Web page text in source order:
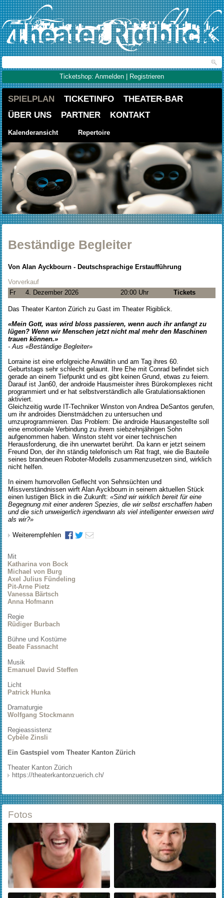
Ticketshop: Anmelden | Registrieren
SPIELPLAN TICKETINFO
THEATER-BAR
ÜBER UNS
PARTNER KONTAKT
Kalenderansicht Repertoire
Beständige Begleiter
Von Alan Ayckbourn - Deutschsprachige Erstaufführung
Vorverkauf
Fr
4. Dezember 2026 20:00 Uhr Tickets
Das Theater Kanton Zürich zu Gast im Theater Rigiblick.
«Mein Gott, was wird bloss passieren, wenn auch ihr anfangt zu
lügen? Wenn wir Menschen jetzt nicht mal mehr den Maschinen
trauen können.»
- Aus «Beständige Begleiter»
Lorraine ist eine erfolgreiche Anwältin und am Tag ihres 60.
Geburtstags sehr schlecht gelaunt. Ihre Ehe mit Conrad befindet sich
gerade an einem Tiefpunkt und es gibt keinen Grund, etwas zu feiern.
Darauf ist Jan60, der androide Hausmeister ihres Bürokomplexes nicht
programmiert und er hat selbstverständlich alle Gratulationsaktionen
aktiviert.
Gleichzeitig wurde IT-Techniker Winston von Andrea DeSantos gerufen,
um ihr androides Dienstmädchen zu untersuchen und
umzuprogrammieren. Das Problem: Die androide Hausangestellte soll
eine emotionale Verbindung zu ihrem siebzehnjährigen Sohn
aufgenommen haben. Winston steht vor einer technischen
Herausforderung, die ihn unerwartet berührt. Da kann er jetzt seinem
Freund Don, der ihn ständig telefonisch um Rat fragt, wie die Bauteile
seines brandneuen Roboter-Modells zusammenzusetzen sind, wirklich
nicht helfen.
In einem humorvollen Geflecht von Sehnsüchten und
Missverständnissen wirft Alan Ayckbourn in seinem aktuellen Stück
einen lustigen Blick in die Zukunft:«Sind wir wirklich bereit für eine
Begegnung mit einer anderen Spezies, die wir selbst erschaffen haben
und die sich unweigerlich irgendwann als viel intelligenter erweisen wird
als wir?»
Weiterempfehlen
Mit
Katharina von Bock
Michael von Burg
Axel Julius Fündeling
Pit-Arne Pietz
Vanessa Bärtsch
Anna Hofmann
Regie
Rüdiger Burbach
Bühne und Kostüme
Beate Fassnacht
Musik
Emanuel David Steffen
Licht
Patrick Hunka
Dramaturgie
Wolfgang Stockmann
Regieassistenz
Cybèle Zinsli
Ein Gastspiel vom Theater Kanton Zürich
Theater Kanton Zürich
https://theaterkantonzuerich.ch/
Fotos